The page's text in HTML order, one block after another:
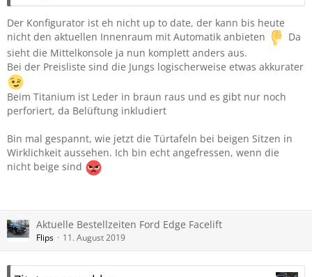
Der Konfigurator ist eh nicht up to date, der kann bis heute
nicht den aktuellen Innenraum mit Automatik anbieten
Da
sieht die Mittelkonsole ja nun komplett anders aus.
Bei der Preisliste sind die Jungs logischerweise etwas akkurater
Beim Titanium ist Leder in braun raus und es gibt nur noch
perforiert, da Belüftung inkludiert
Bin mal gespannt, wie jetzt die Türtafeln bei beigen Sitzen in
Wirklichkeit aussehen. Ich bin echt angefressen, wenn die
nicht beige sind
Aktuelle Bestellzeiten Ford Edge Facelift
Flips 11. August 2019